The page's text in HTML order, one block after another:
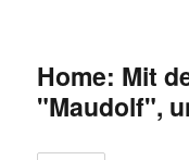
Home: Mit
"Maudolf",